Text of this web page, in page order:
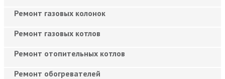
Ремонт газовых колонок
Ремонт газовых котлов
Ремонт отопительных котлов
Ремонт обогревателей